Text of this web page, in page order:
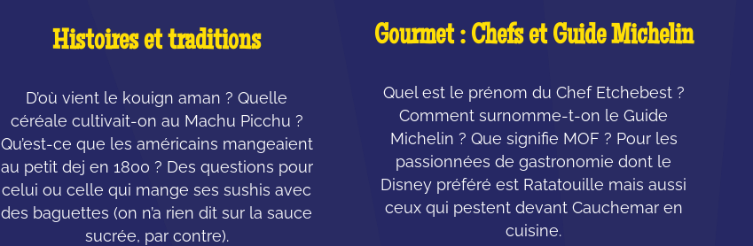
Histoires et traditions
D’où vient le kouign aman ? Quelle
céréale cultivait-on au Machu Picchu ?
Qu’est-ce que les américains mangeaient
au petit dej en 1800 ? Des questions pour
celui ou celle qui mange ses sushis avec
des baguettes (on n’a rien dit sur la sauce
sucrée, par contre).
Gourmet : Chefs et Guide Michelin
Quel est le prénom du Chef Etchebest ?
Comment surnomme-t-on le Guide
Michelin ? Que signifie MOF ? Pour les
passionnées de gastronomie dont le
Disney préféré est Ratatouille mais aussi
ceux qui pestent devant Cauchemar en
cuisine.